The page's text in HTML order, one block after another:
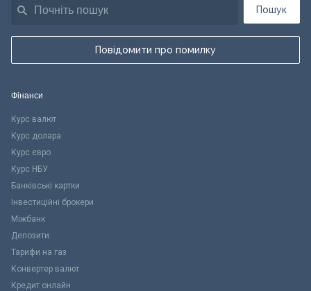
Пошук
Повідомити про помилку
Фінанси
Курс валют
Курс долара
Курс євро
Курс НБУ
Банківські картки
Інвестиційні брокери
Міжбанк
Депозити
Тарифи на газ
Конвертер валют
Кредит онлайн